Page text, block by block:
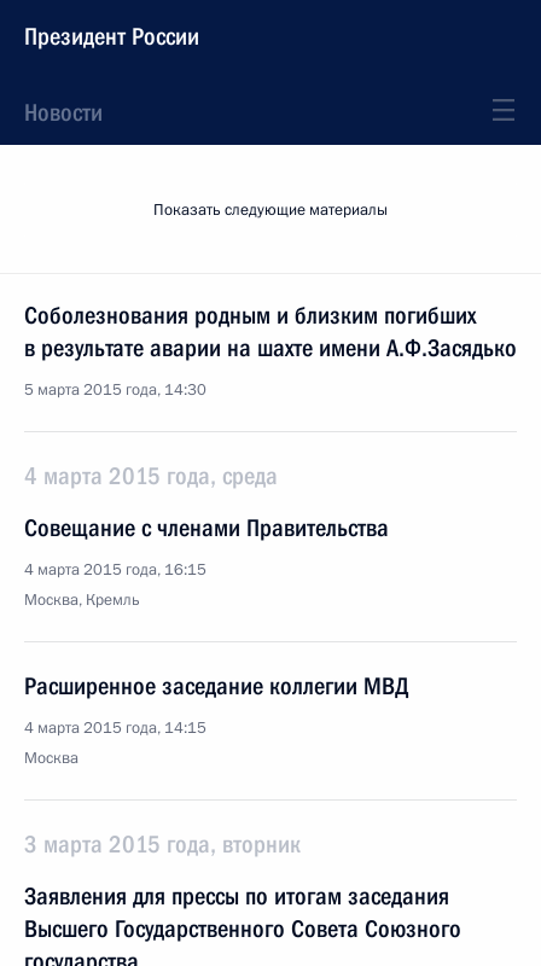
Президент России
Новости
Показать следующие материалы
Соболезнования родным и близким погибших
в результате аварии на шахте имени А.Ф.Засядько
5 марта 2015 года, 14:30
4 марта 2015 года, среда
Совещание с членами Правительства
4 марта 2015 года, 16:15
Москва, Кремль
Расширенное заседание коллегии МВД
4 марта 2015 года, 14:15
Москва
3 марта 2015 года, вторник
Заявления для прессы по итогам заседания
Высшего Государственного Совета Союзного